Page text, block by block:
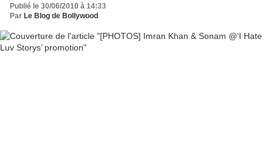
Publié le 30/06/2010 à 14:33
Par Le Blog de Bollywood